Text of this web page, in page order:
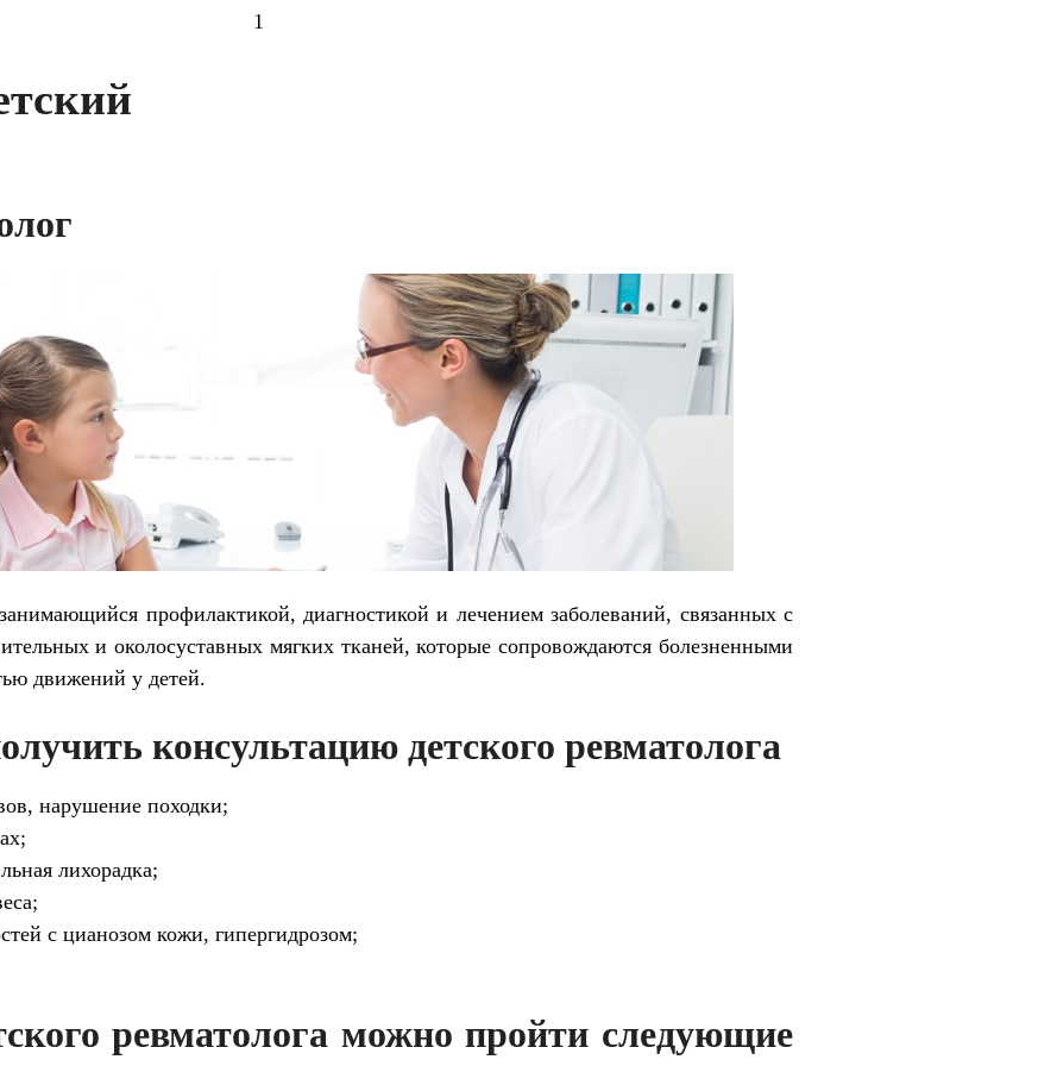
1
профилактикой, диагностикой и лечением заболеваний, связанных с
и околосуставных мягких тканей, которые сопровождаются болезненными
движений у детей.
консультацию детского ревматолога
нарушение походки;
лихорадка;
с цианозом кожи, гипергидрозом;
ревматолога можно пройти следующие